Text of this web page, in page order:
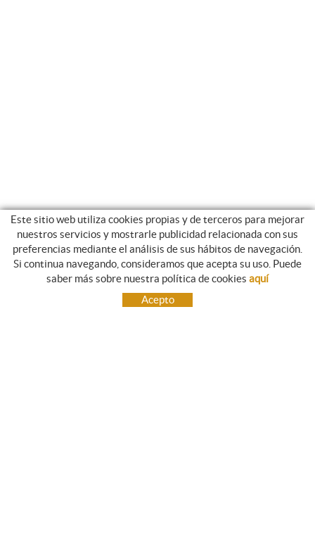
NEWSLETTER
Suscríbete, y te enviaremos información sobre nuestras novedades.
Este sitio web utiliza cookies propias y de terceros para mejorar
nuestros servicios y mostrarle publicidad relacionada con sus
preferencias mediante el análisis de sus hábitos de navegación.
Si continua navegando, consideramos que acepta su uso. Puede
saber más sobre nuestra política de cookies aquí
Acepto